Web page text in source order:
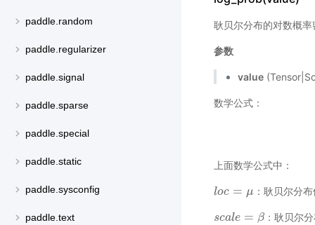
paddle.random
paddle.regularizer
paddle.signal
paddle.sparse
paddle.special
paddle.static
paddle.sysconfig
paddle.text
耿贝尔分布的对数概
参数
value
数学公式：
上面数学公式中：
loc = μ
loc= μ ：耿贝尔分
scale = β
scale= β ：耿贝尔